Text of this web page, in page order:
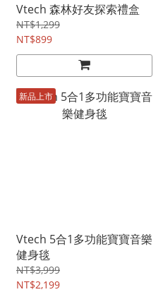
Vtech 森林好友探索禮盒
NT$1,299
NT$899
新品上市
Vtech 5合1多功能寶寶音樂
健身毯
NT$3,999
NT$2,199